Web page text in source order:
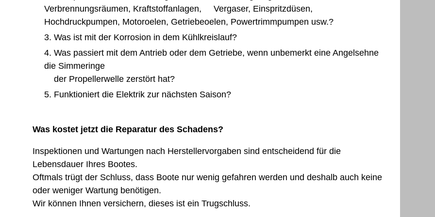
Verbrennungsräumen, Kraftstoffanlagen, Vergaser, Einspritzdüsen,
Hochdruckpumpen, Motoroelen, Getriebeoelen, Powertrimmpumpen usw.?
Was ist mit der Korrosion in dem Kühlkreislauf?
Was passiert mit dem Antrieb oder dem Getriebe, wenn unbemerkt eine Angelsehne
die Simmeringe
der Propellerwelle zerstört hat?
Funktioniert die Elektrik zur nächsten Saison?
Was kostet jetzt die Reparatur des Schadens?
Inspektionen und Wartungen nach Herstellervorgaben sind entscheidend für die
Lebensdauer Ihres Bootes.
Oftmals trügt der Schluss, dass Boote nur wenig gefahren werden und deshalb auch keine
oder weniger Wartung benötigen.
Wir können Ihnen versichern, dieses ist ein Trugschluss.